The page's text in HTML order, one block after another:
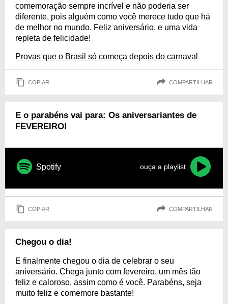
comemoração sempre incrível e não poderia ser
diferente, pois alguém como você merece tudo que há
de melhor no mundo. Feliz aniversário, e uma vida
repleta de felicidade!
Provas que o Brasil só começa depois do carnaval
COPIAR COMPARTILHAR
E o parabéns vai para: Os aniversariantes de
FEVEREIRO!
Spotify ouça a playlist
COPIAR COMPARTILHAR
Chegou o dia!
E finalmente chegou o dia de celebrar o seu
aniversário. Chega junto com fevereiro, um mês tão
feliz e caloroso, assim como é você. Parabéns, seja
muito feliz e comemore bastante!